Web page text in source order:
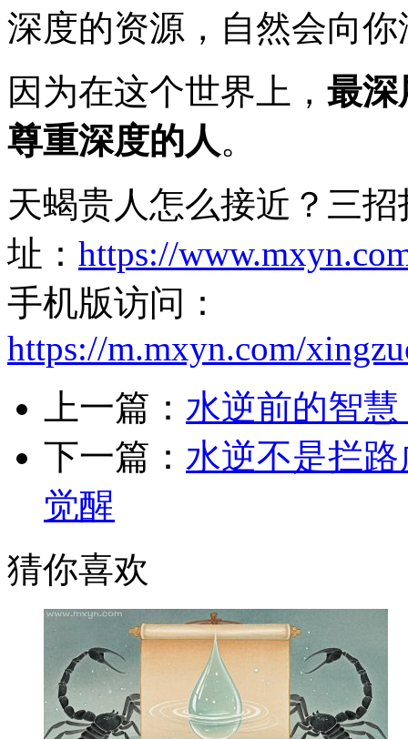
深度的资源，自然会向你
因为在这个世界上， 最深
尊重深度的人。
天蝎贵人怎么接近？三
址： https://
手机版访问：
https://m.mxyn.com/
上一篇： 水逆前的智
下一篇： 水逆不是拦
觉醒
猜你喜欢